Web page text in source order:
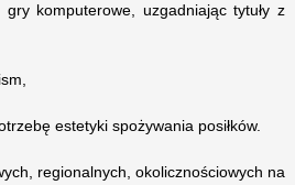
komputerowe, uzgadniając tytuły z
estetyki spożywania posiłków.
regionalnych, okolicznościowych na